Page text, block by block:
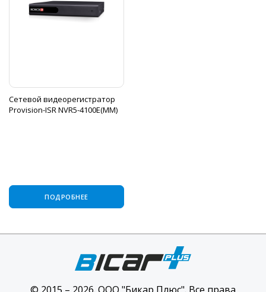
Сетевой видеорегистратор
Provision-ISR NVR5-4100E(MM)
ПОДРОБНЕЕ